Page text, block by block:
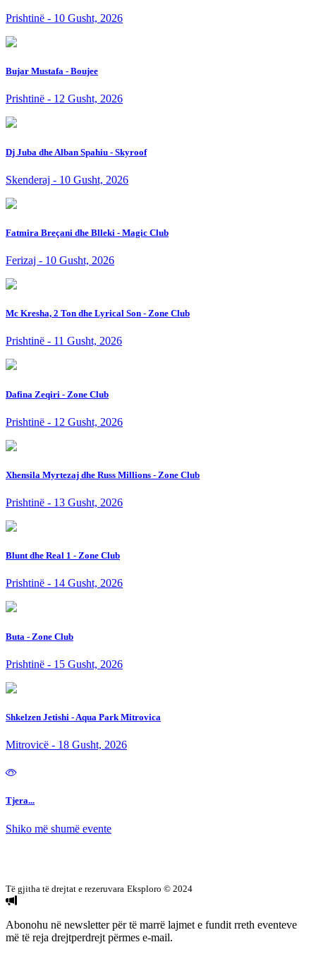
Prishtinë - 10 Gusht, 2026
Bujar Mustafa - Boujee
Prishtinë - 12 Gusht, 2026
Dj Juba dhe Alban Spahiu - Skyroof
Skenderaj - 10 Gusht, 2026
Fatmira Breçani dhe Blleki - Magic Club
Ferizaj - 10 Gusht, 2026
Mc Kresha, 2 Ton dhe Lyrical Son - Zone Club
Prishtinë - 11 Gusht, 2026
Dafina Zeqiri - Zone Club
Prishtinë - 12 Gusht, 2026
Xhensila Myrtezaj dhe Russ Millions - Zone Club
Prishtinë - 13 Gusht, 2026
Blunt dhe Real 1 - Zone Club
Prishtinë - 14 Gusht, 2026
Buta - Zone Club
Prishtinë - 15 Gusht, 2026
Shkelzen Jetishi - Aqua Park Mitrovica
Mitrovicë - 18 Gusht, 2026
Tjera...
Shiko më shumë evente
Të gjitha të drejtat e rezeruvara Eksploro © 2024
Abonohu në newsletterpër të marrë lajmet e fundit rreth eventeve
më të reja drejtperdrejt përmes e-mail.